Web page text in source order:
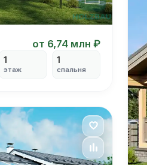
от 6,74 млн ₽
1
этаж
1
спальня